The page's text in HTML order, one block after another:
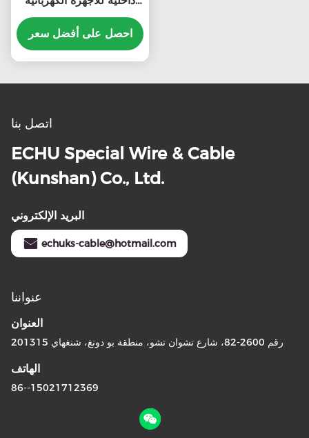
RV/BV/BVR
احصل على أفضل سعر
اتصل بنا
ECHU Special Wire & Cable
(Kunshan) Co., Ltd.
البريد الإلكتروني
echuks-cable@hotmail.com
عنواننا
العنوان
رقم 2600-82، شارع تشوان تشو، منطقة بو دونغ، شنغهاي 201315
الهاتف
86--15021712369